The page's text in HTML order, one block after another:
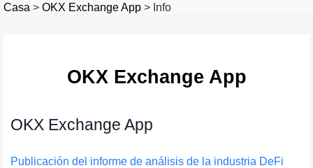
Casa > OKX Exchange App > Info
OKX Exchange App
OKX Exchange App
Publicación del informe de análisis de la industria DeFi